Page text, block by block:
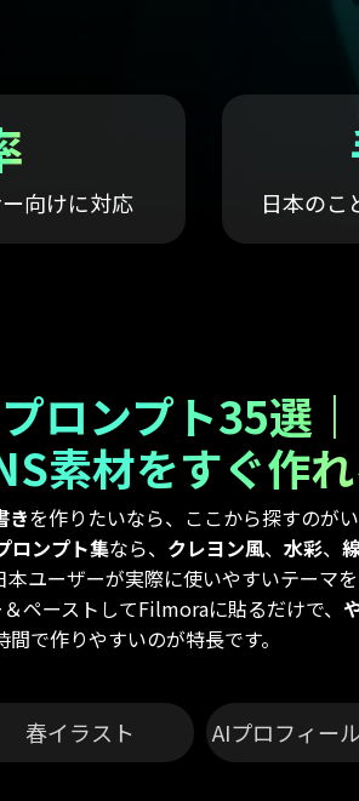
向けに対応 日本のこ
ロンプト35選｜
素材をすぐ作
きを作りたいなら、ここから探すのが
ロンプト集なら、 クレヨン風、 水彩、
本ユーザーが実際に使いやすいテーマ
ペーストしてFilmoraに貼るだけで、
間で作りやすいのが特長です。
春イラスト AIプロフィー